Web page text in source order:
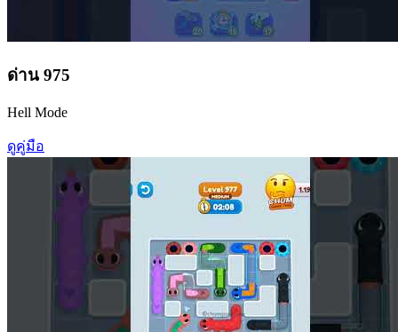
ด่าน 975
Hell Mode
ดูคู่มือ